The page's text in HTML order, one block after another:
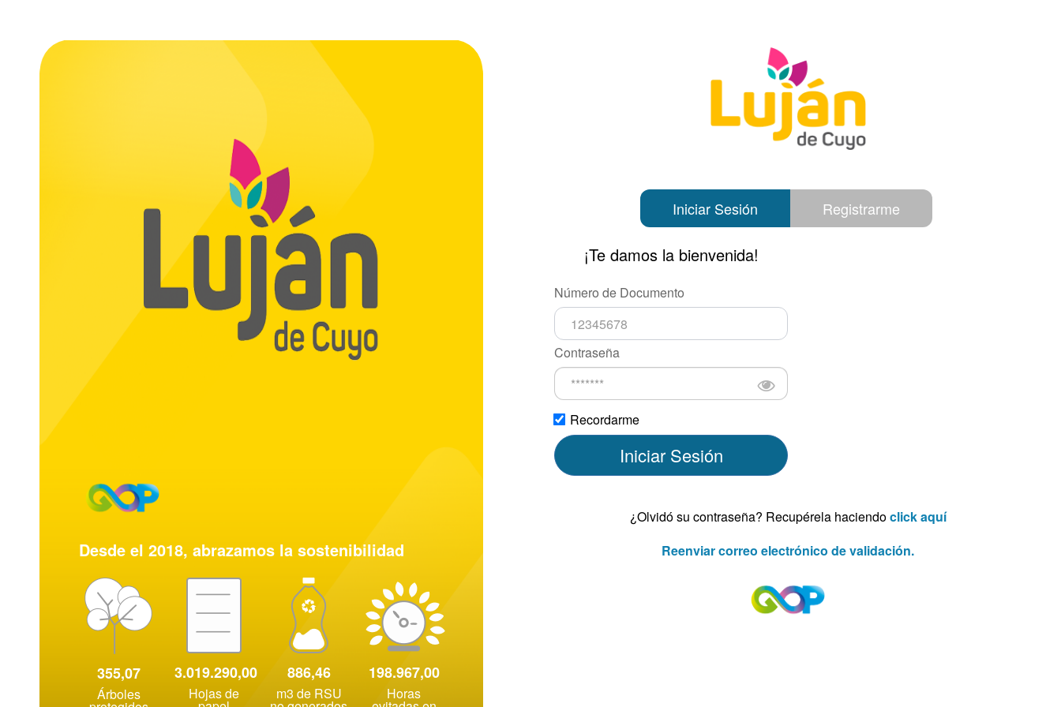
Desde el 2018, abrazamos la sostenibilidad
355,07
Árboles
3.019.290,00
Hojas de
886,46
m3 de RSU
198.967,00
Horas
Iniciar Sesión Registrarme
¡Te damos la bienvenida!
Número de Documento
Contraseña
Recordarme
Iniciar Sesión
¿Olvidó su contraseña? Recupérela haciendoclick aquí
Reenviar correo electrónico de validación.